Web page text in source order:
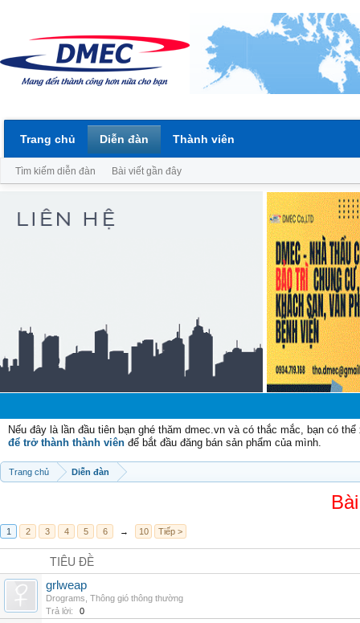
Nếu đây là lần đầu tiên bạn ghé thăm dmec.vn và có thắc mắc, bạn có
để trở thành thành viên để bắt đầu đăng bán sản phẩm của mình.
Trang chủ Diễn đàn
1 2 3 4 5 6 → 10 Tiếp >
TIÊU ĐỀ
grlweap
Drograms Thông gió thông thường
Trả lời:
0
Trang chủ Diễn đàn
Tìm kiếm diễn đàn Bài viết gần đây
Thành viên